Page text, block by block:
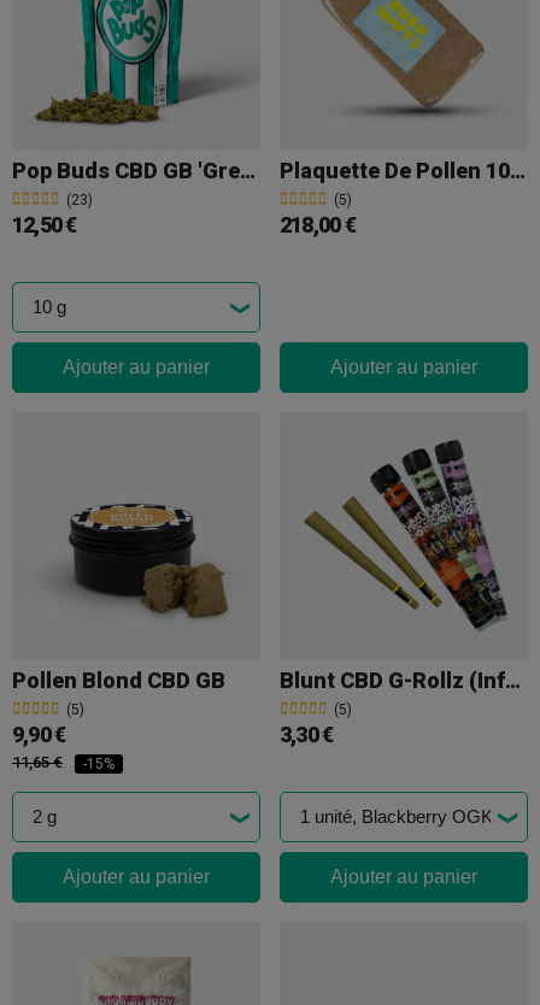
Pop Buds CBD GB 'Green Flavour'
(23)
12,50 €
Ajouter au panier
Plaquette De Pollen 100 G Kush Mintz
(5)
218,00 €
Ajouter au panier
Pollen Blond CBD GB
(5)
9,90 €
11,65 € -15%
Ajouter au panier
Blunt CBD G-Rollz (Infused Blunt Cones)
(5)
3,30 €
Ajouter au panier